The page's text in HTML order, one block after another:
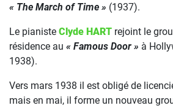
« The March of Time » (1937).
Le pianiste Clyde HART rejoint le
résidence au « Famous Door » à
1938).
Vers mars 1938 il est obligé de
mais en mai, il forme un nouveau